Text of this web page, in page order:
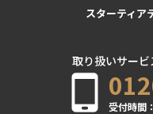
スターティア
取り扱いサー
受付時間